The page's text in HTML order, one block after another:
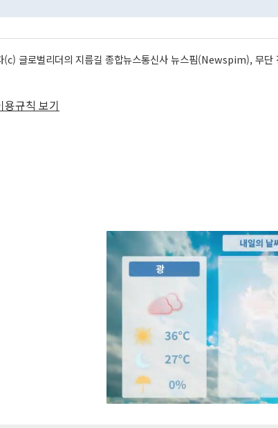
(c) 글로벌리더의 지름길 종합뉴스통신사 뉴스핌(Newspim), 무단
용규칙 보기